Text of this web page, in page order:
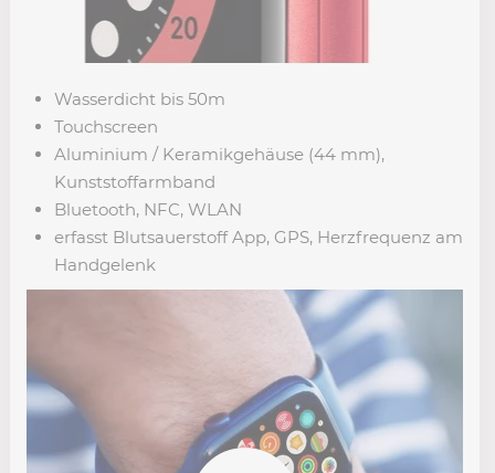
Wasserdicht bis 50m
Touchscreen
Aluminium / Keramikgehäuse (44 mm),
Kunststoffarmband
Bluetooth, NFC, WLAN
erfasst Blutsauerstoff App, GPS, Herzfrequenz am
Handgelenk